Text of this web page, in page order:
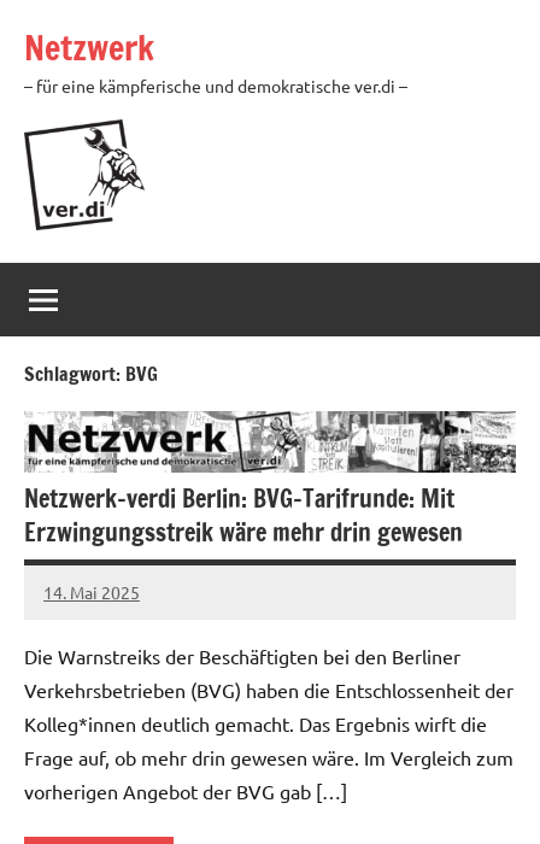
Inhalt
springen
Netzwerk
– für eine kämpferische und demokratische ver.di –
Schlagwort: BVG
Netzwerk-verdi Berlin: BVG-Tarifrunde: Mit
Erzwingungsstreik wäre mehr drin gewesen
14. Mai 2025
alexander
Die Warnstreiks der Beschäftigten bei den Berliner
Verkehrsbetrieben (BVG) haben die Entschlossenheit der
Kolleg*innen deutlich gemacht. Das Ergebnis wirft die
Frage auf, ob mehr drin gewesen wäre. Im Vergleich zum
vorherigen Angebot der BVG gab […]